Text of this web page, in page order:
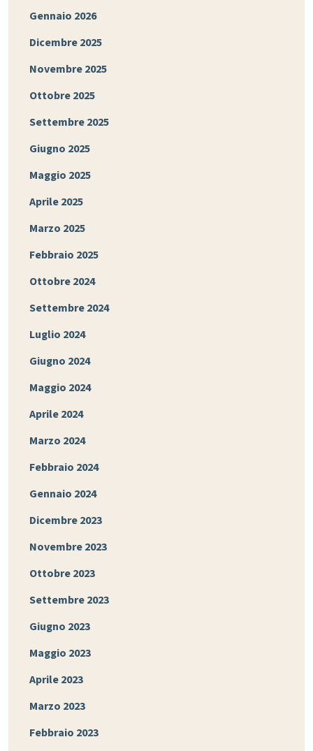
Gennaio 2026
Dicembre 2025
Novembre 2025
Ottobre 2025
Settembre 2025
Giugno 2025
Maggio 2025
Aprile 2025
Marzo 2025
Febbraio 2025
Ottobre 2024
Settembre 2024
Luglio 2024
Giugno 2024
Maggio 2024
Aprile 2024
Marzo 2024
Febbraio 2024
Gennaio 2024
Dicembre 2023
Novembre 2023
Ottobre 2023
Settembre 2023
Giugno 2023
Maggio 2023
Aprile 2023
Marzo 2023
Febbraio 2023